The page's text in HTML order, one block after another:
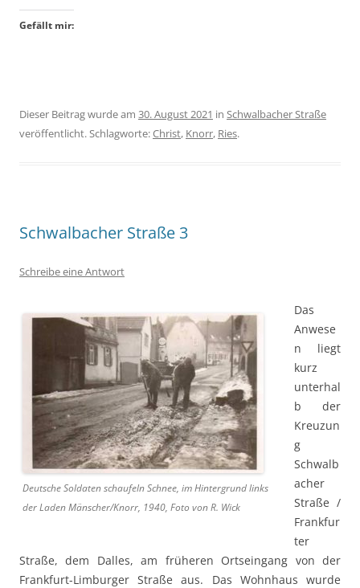
Gefällt mir:
Dieser Beitrag wurde am 30. August 2021 in Schwalbacher Straße
veröffentlicht. Schlagworte:Christ, Knorr, Ries.
Schwalbacher Straße 3
Schreibe eine Antwort
Deutsche Soldaten schaufeln Schnee, im Hintergrund links
der Laden Mänscher/Knorr, 1940, Foto von R. Wick
Das
Anwese
n liegt
kurz
unterhal
b der
Kreuzun
g
Schwalb
acher
Straße /
Frankfur
ter
Straße, dem Dalles, am früheren Ortseingang von der
Frankfurt-Limburger Straße aus. Das Wohnhaus wurde